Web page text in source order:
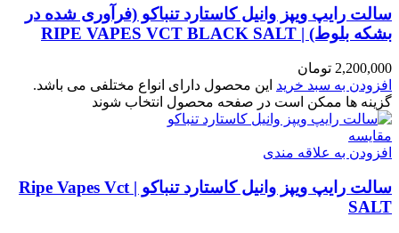
سالت رایپ ویپز وانیل کاستارد تنباکو (فرآوری شده در
بشکه بلوط) | RIPE VAPES VCT BLACK SALT
2,200,000 تومان
افزودن به سبد خرید این محصول دارای انواع مختلفی می باشد.
گزینه ها ممکن است در صفحه محصول انتخاب شوند
مقایسه
افزودن به علاقه مندی
سالت رایپ ویپز وانیل کاستارد تنباکو | Ripe Vapes Vct
SALT